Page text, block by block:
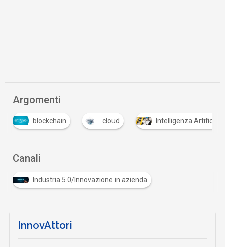
Argomenti
blockchain cloud Intelligenza Artificiale
Canali
Industria 5.0/Innovazione in azienda
InnovAttori